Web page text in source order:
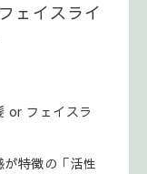
ェイスライ
or フェイスラ
特徴の「活性